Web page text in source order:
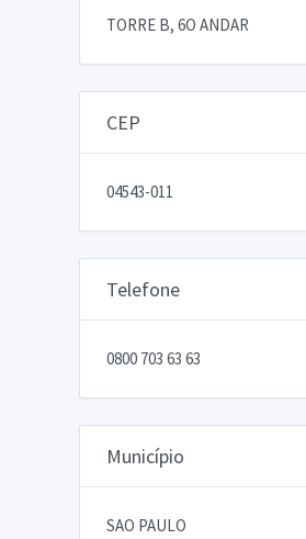
TORRE B, 6O ANDAR
CEP
04543-011
Telefone
0800 703 63 63
Município
SAO PAULO